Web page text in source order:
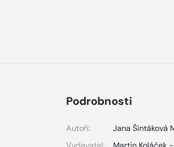
Podrobnosti
Autoři:
Jana Šintáková